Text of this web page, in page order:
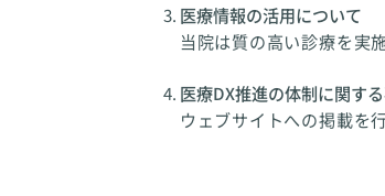
医療情報の活用について
当院は質の高い診療を実
医療DX推進の体制に関す
ウェブサイトへの掲載を